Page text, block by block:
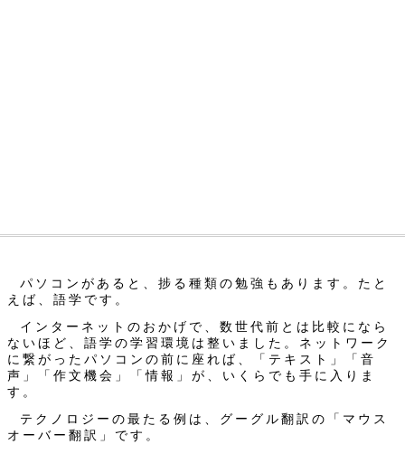
パソコンがあると、捗る種類の勉強もあります。たと
えば、語学です。
インターネットのおかげで、数世代前とは比較になら
ないほど、語学の学習環境は整いました。ネットワーク
に繋がったパソコンの前に座れば、「テキスト」「音
声」「作文機会」「情報」が、いくらでも手に入りま
す。
テクノロジーの最たる例は、グーグル翻訳の「マウス
オーバー翻訳」です。